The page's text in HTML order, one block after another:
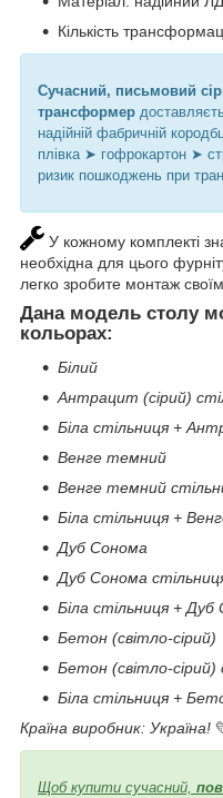
Кількість
Сучасний, письмовий
трансформер
надійній фабричній
плівка ➤ гофрокартон ➤
ризик пошкоджень при
У кожному комплекті
необхідна для цього
легко зробите монтаж
Дана модель столу
кольорах:
Білий
Антрацит (сірий)
Біла стільниця +
Венге темний
Венге темний
Біла стільниця +
Дуб Сонома
Дуб Сонома
Біла стільниця + Дуб
Бетон (світло-сірий)
Бетон (світло-сірий)
Біла стільниця +
Країна виробник: Україна!
Щоб купити сучасний,